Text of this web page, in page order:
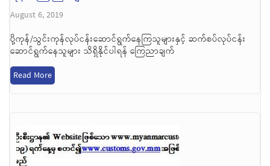
August 6, 2019
ပို့ကုန်/သွင်းကုန်လုပ်ငန်းဆောင်ရွက်နေကြသူများနှင့် ဆက်စပ်လုပ်ငန်း
ဆောင်ရွက်နေသူများ သိရှိနိုင်ပါရန် ကြေညာချက်
Read More